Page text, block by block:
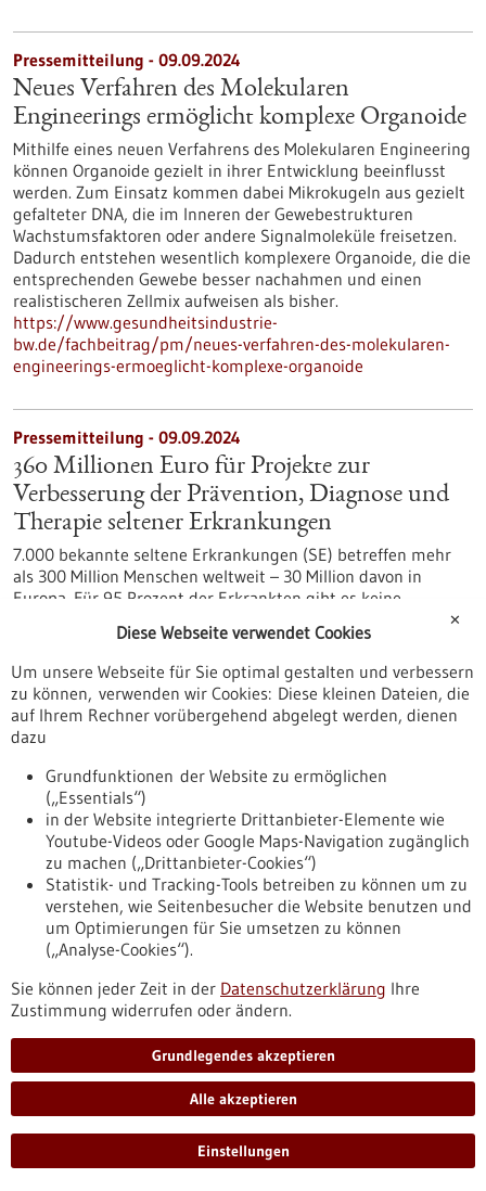
Pressemitteilung - 09.09.2024
Neues Verfahren des Molekularen
Engineerings ermöglicht komplexe Organoide
Mithilfe eines neuen Verfahrens des Molekularen Engineering
können Organoide gezielt in ihrer Entwicklung beeinflusst
werden. Zum Einsatz kommen dabei Mikrokugeln aus gezielt
gefalteter DNA, die im Inneren der Gewebestrukturen
Wachstumsfaktoren oder andere Signalmoleküle freisetzen.
Dadurch entstehen wesentlich komplexere Organoide, die die
entsprechenden Gewebe besser nachahmen und einen
realistischeren Zellmix aufweisen als bisher.
https://www.gesundheitsindustrie-
bw.de/fachbeitrag/pm/neues-verfahren-des-molekularen-
engineerings-ermoeglicht-komplexe-organoide
Pressemitteilung - 09.09.2024
360 Millionen Euro für Projekte zur
Verbesserung der Prävention, Diagnose und
Therapie seltener Erkrankungen
7.000 bekannte seltene Erkrankungen (SE) betreffen mehr
als 300 Million Menschen weltweit – 30 Million davon in
Europa. Für 95 Prozent der Erkrankten gibt es keine
haben bisher keine gesicherte molekulare Diagnose.
„ERDERA“, die neue EU-Forschungspartnerschaft startet
zum 1. September 2024 und bringt alle relevanten
Stakeholder aus dem SE-Bereich zusammen.
https://www.gesundheitsindustrie-
bw.de/fachbeitrag/pm/360-millionen-euro-fuer-projekte-zur-
verbesserung-der-praevention-diagnose-und-therapie-
seltener-erkrankungen
Pressemitteilung - 05.09.2024
Zusammenhalt auf zellulärer Ebene:
beweglich und doch stabil
Forschungsteams der Universitäten Konstanz und Potsdam
Zellen sowohl Anhaftung als auch Bewegung zu ermöglichen.
Das Markerprotein Paxillin steht im Zentrum ihres Interesses.
https://www.gesundheitsindustrie-
bw.de/fachbeitrag/pm/zusammenhalt-auf-zellulaerer-
ebene-beweglich-und-doch-stabil
Fachbeitrag - 05.09.2024
✕
Diese Webseite verwendet Cookies
Um unsere Webseite für Sie optimal gestalten und verbessern
zu können, verwenden wir Cookies: Diese kleinen Dateien, die
auf Ihrem Rechner vorübergehend abgelegt werden, dienen
dazu
Grundfunktionen der Website zu ermöglichen
(„Essentials“)
in der Website integrierte Drittanbieter-Elemente wie
Youtube-Videos oder Google Maps-Navigation zugänglich
zu machen („Drittanbieter-Cookies“)
Statistik- und Tracking-Tools betreiben zu können um zu
verstehen, wie Seitenbesucher die Website benutzen und
um Optimierungen für Sie umsetzen zu können
(„Analyse-Cookies“).
Sie können jeder Zeit in der Datenschutzerklärung Ihre
Zustimmung widerrufen oder ändern.
Grundlegendes akzeptieren
Alle akzeptieren
Einstellungen